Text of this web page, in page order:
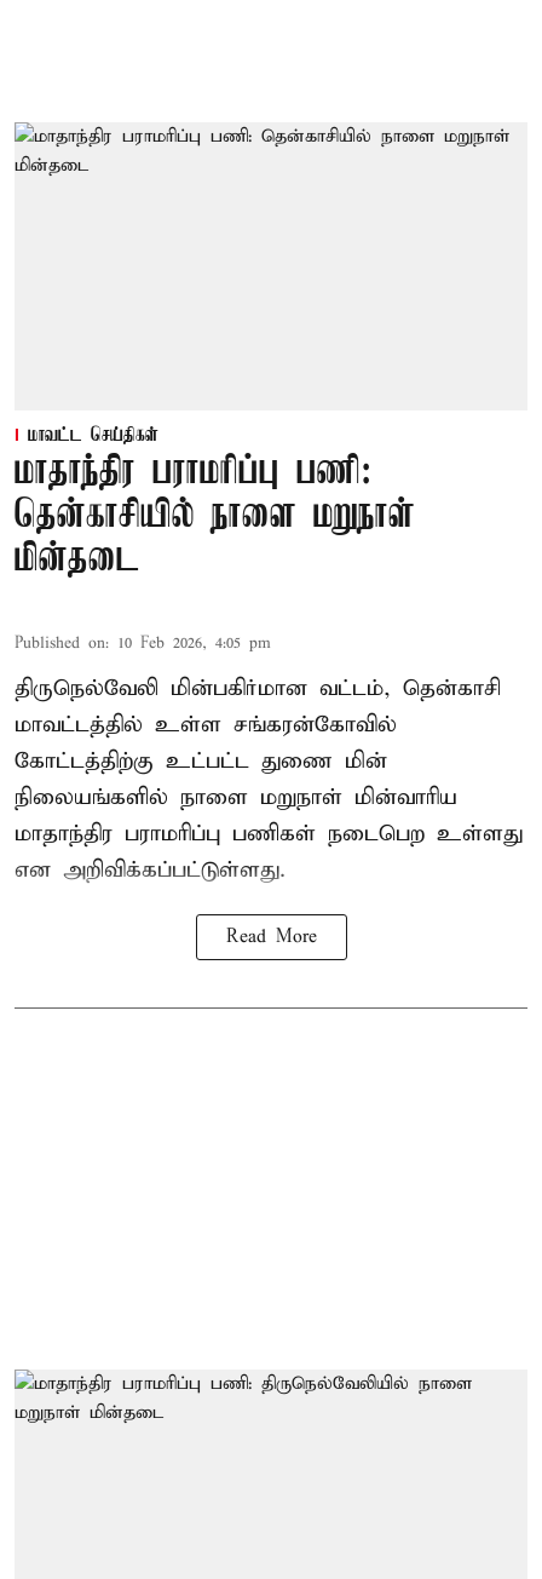
மாவட்ட செய்திகள்
மாதாந்திர பராமரிப்பு பணி:
தென்காசியில் நாளை மறுநாள்
மின்தடை
Published on: 10 Feb 2026, 4:05 pm
திருநெல்வேலி மின்பகிர்மான வட்டம், தென்காசி
மாவட்டத்தில் உள்ள சங்கரன்கோவில்
கோட்டத்திற்கு உட்பட்ட துணை மின்
நிலையங்களில் நாளை மறுநாள் மின்வாரிய
மாதாந்திர பராமரிப்பு பணிகள் நடைபெற உள்ளது
என அறிவிக்கப்பட்டுள்ளது.
Read More